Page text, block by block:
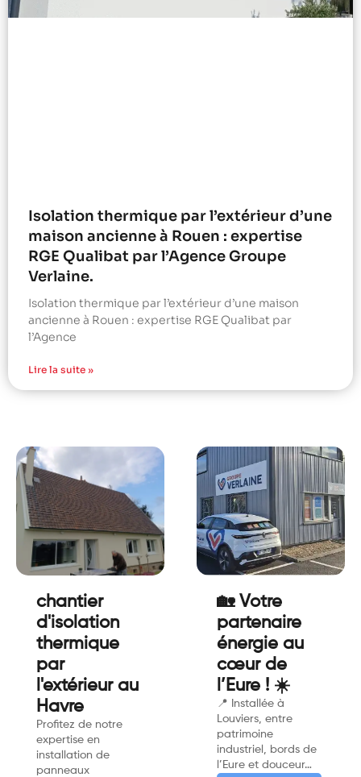
Isolation thermique par l’extérieur d’une
maison ancienne à Rouen : expertise
RGE Qualibat par l’Agence Groupe
Verlaine.
Isolation thermique par l’extérieur d’une maison
ancienne à Rouen : expertise RGE Qualibat par
l’Agence
Lire la suite »
chantier
d'isolation
thermique
par
l'extérieur au
Havre
Profitez de notre
expertise en
installation de
panneaux
🏡 Votre
partenaire
énergie au
cœur de
l’Eure ! ☀️
📍 Installée à
Louviers, entre
patrimoine
industriel, bords de
l’Eure et douceur…